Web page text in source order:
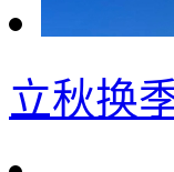
立秋换